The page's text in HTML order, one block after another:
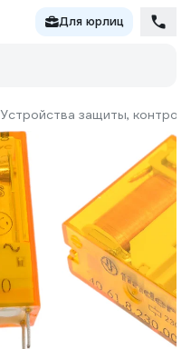
Для юрлиц
Устройства защиты,